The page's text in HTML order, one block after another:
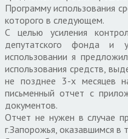
Программу использования
которого в следующем.
С целью усиления
депутатского фонда и
использовании я
использования средств,
не позднее 3-х месяцев
письменный отчет с
документов.
Отчет не нужен в случае
г.Запорожья, оказавшимся в